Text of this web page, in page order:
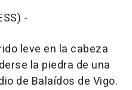
-
leve en la cabeza
la piedra de una
de Balaídos de Vigo.